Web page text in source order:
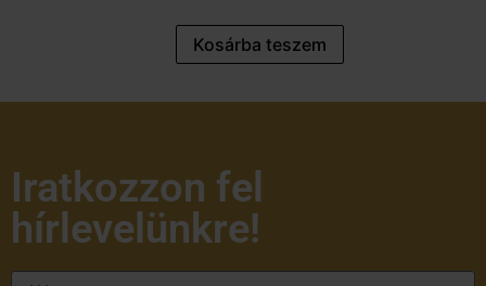
Kosárba teszem
Iratkozzon fel
hírlevelünkre!